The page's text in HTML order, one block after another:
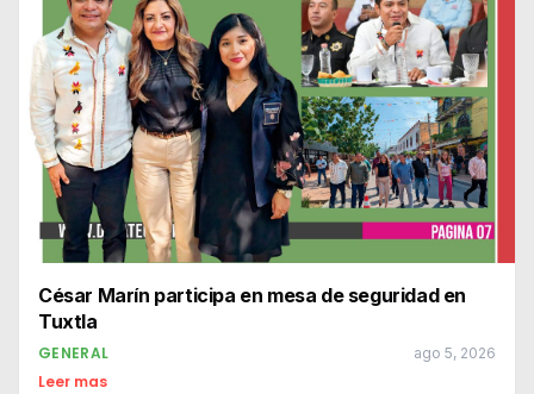
César Marín participa en mesa de seguridad en
Tuxtla
GENERAL ago 5, 2026
Leer mas